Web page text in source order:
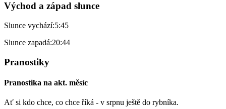
Východ a západ slunce
Slunce vychází:5:45
Slunce zapadá:20:44
Pranostiky
Pranostika na akt. měsíc
Ať si kdo chce, co chce říká - v srpnu ještě do rybníka.